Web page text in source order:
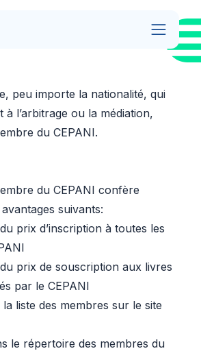
peu importe la nationalité, qui
l’arbitrage ou la médiation,
du CEPANI.
du CEPANI confère
suivants:
prix d’inscription à toutes les
prix de souscription aux livres
par le CEPANI
liste des membres sur le site
le répertoire des membres du